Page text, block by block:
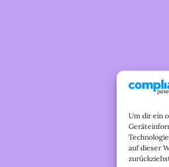
Um dir ein
auf dieser